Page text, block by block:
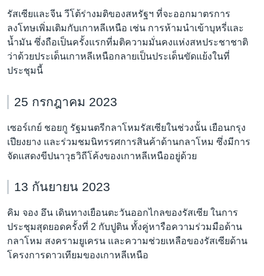
รัสเซียและจีน วีโต้ร่างมติของสหรัฐฯ ที่จะออกมาตรการ
ลงโทษเพิ่มเติมกับเกาหลีเหนือ เช่น การห้ามนำเข้าบุหรี่และ
น้ำมัน ซึ่งถือเป็นครั้งแรกที่มติความมั่นคงแห่งสหประชาชาติ
ว่าด้วยประเด็นเกาหลีเหนือกลายเป็นประเด็นขัดแย้งในที่
ประชุมนี้
25 กรกฎาคม 2023
เซอร์เกย์ ชอยกู รัฐมนตรีกลาโหมรัสเซียในช่วงนั้น เยือนกรุง
เปียงยาง และร่วมชมนิทรรศการสินค้าด้านกลาโหม ซึ่งมีการ
จัดแสดงขีปนาวุธวิถีโค้งของเกาหลีเหนืออยู่ด้วย
13 กันยายน 2023
คิม จอง อึน เดินทางเยือนตะวันออกไกลของรัสเซีย ในการ
ประชุมสุดยอดครั้งที่ 2 กับปูติน ทั้งคู่หารือความร่วมมือด้าน
กลาโหม สงครามยูเครน และความช่วยเหลือของรัสเซียด้าน
โครงการดาวเทียมของเกาหลีเหนือ